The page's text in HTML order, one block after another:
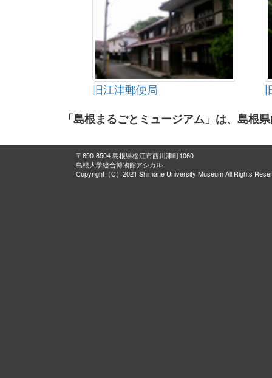
旧江津郵便局
「島根まるごとミュージアム」は、島根
〒690-8504 島根県松江市西川津町1060
島根大学総合博物館アシカル
Copyright（C）2021 Shimane University Museum All Rights